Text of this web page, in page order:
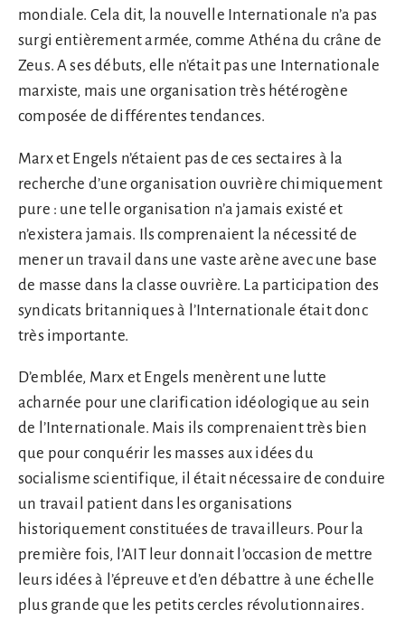
mondiale. Cela dit, la nouvelle Internationale n’a pas
surgi entièrement armée, comme Athéna du crâne de
Zeus. A ses débuts, elle n’était pas une Internationale
marxiste, mais une organisation très hétérogène
composée de différentes tendances.
Marx et Engels n’étaient pas de ces sectaires à la
recherche d’une organisation ouvrière chimiquement
pure : une telle organisation n’a jamais existé et
n’existera jamais. Ils comprenaient la nécessité de
mener un travail dans une vaste arène avec une base
de masse dans la classe ouvrière. La participation des
syndicats britanniques à l’Internationale était donc
très importante.
D’emblée, Marx et Engels menèrent une lutte
acharnée pour une clarification idéologique au sein
de l’Internationale. Mais ils comprenaient très bien
que pour conquérir les masses aux idées du
socialisme scientifique, il était nécessaire de conduire
un travail patient dans les organisations
historiquement constituées de travailleurs. Pour la
première fois, l’AIT leur donnait l’occasion de mettre
leurs idées à l’épreuve et d’en débattre à une échelle
plus grande que les petits cercles révolutionnaires.